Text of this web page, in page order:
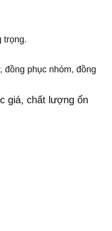
trọng.
đồng phục nhóm, đồng
giá, chất lượng ổn